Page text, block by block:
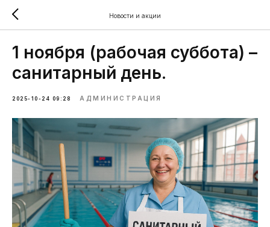
Новости и акции
1 ноября (рабочая суббота) –
санитарный день.
2025-10-24 09:28 АДМИНИСТРАЦИЯ